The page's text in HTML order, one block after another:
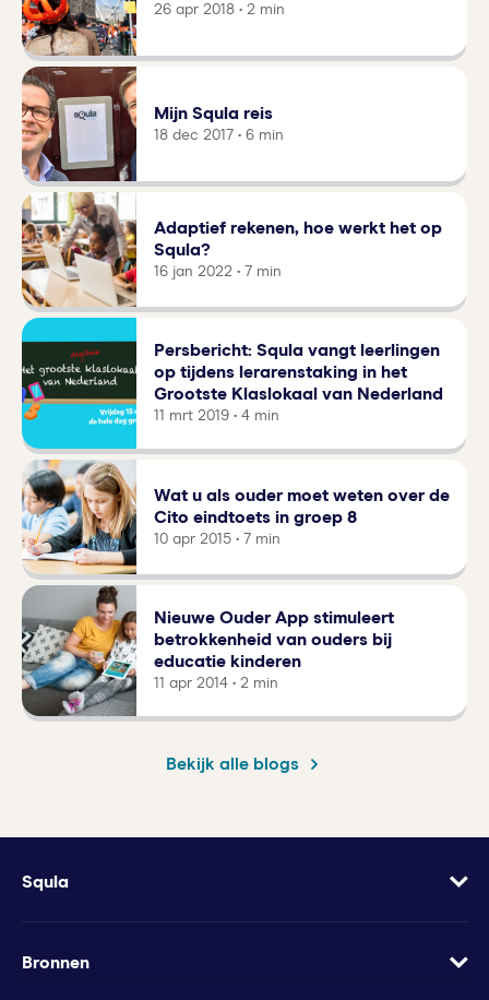
26 apr 2018 • 2 min
Mijn Squla reis
18 dec 2017 • 6 min
Adaptief rekenen, hoe werkt het op
Squla?
16 jan 2022 • 7 min
Persbericht: Squla vangt leerlingen
op tijdens lerarenstaking in het
Grootste Klaslokaal van Nederland
11 mrt 2019 • 4 min
Wat u als ouder moet weten over de
Cito eindtoets in groep 8
10 apr 2015 • 7 min
Nieuwe Ouder App stimuleert
betrokkenheid van ouders bij
educatie kinderen
11 apr 2014 • 2 min
Bekijk alle blogs
Squla
Over
Vacatures
Bronnen